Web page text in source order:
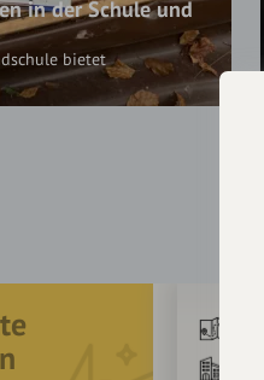
in der Schule und
bietet